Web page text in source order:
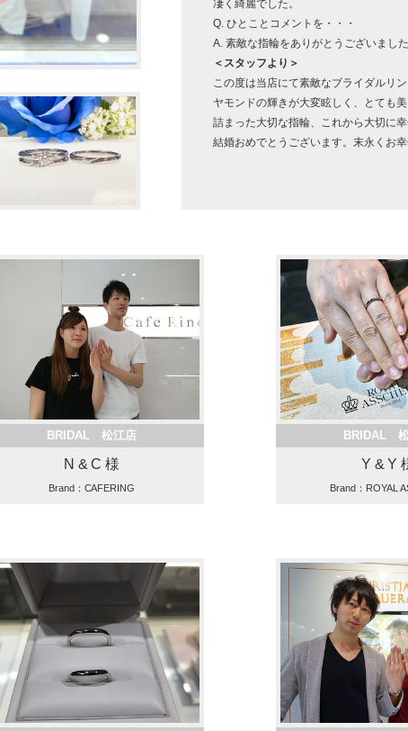
凄く綺麗でした。
Q. ひとことコメントを・・・
A. 素敵な指輪をありがとうございまし
＜スタッフより＞
この度は当店にて素敵なブライダルリ
ヤモンドの輝きが大変眩しく、とても
詰まった大切な指輪、これから大切に
結婚おめでとうございます。末永くお幸
BRIDAL 松江店
N & C 様
Brand：CAFERING
BRIDAL
Y & Y
Brand：ROYAL